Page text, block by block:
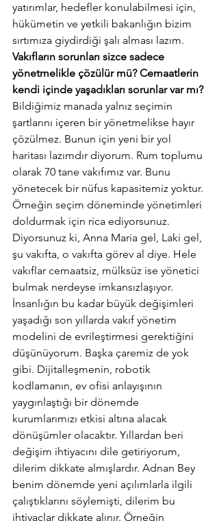
yatırımlar, hedefler konulabilmesi için,
hükümetin ve yetkili bakanlığın bizim
sırtımıza giydirdiği şalı alması lazım.
Vakıfların sorunları sizce sadece
yönetmelikle çözülür mü? Cemaatlerin
kendi içinde yaşadıkları sorunlar var mı?
Bildiğimiz manada yalnız seçimin
şartlarını içeren bir yönetmelikse hayır
çözülmez. Bunun için yeni bir yol
haritası lazımdır diyorum. Rum toplumu
olarak 70 tane vakıfımız var. Bunu
yönetecek bir nüfus kapasitemiz yoktur.
Örneğin seçim döneminde yönetimleri
doldurmak için rica ediyorsunuz.
Diyorsunuz ki, Anna Maria gel, Laki gel,
şu vakıfta, o vakıfta görev al diye. Hele
vakıflar cemaatsiz, mülksüz ise yönetici
bulmak nerdeyse imkansızlaşıyor.
İnsanlığın bu kadar büyük değişimleri
yaşadığı son yıllarda vakıf yönetim
modelini de evrileştirmesi gerektiğini
düşünüyorum. Başka çaremiz de yok
gibi. Dijitalleşmenin, robotik
kodlamanın, ev ofisi anlayışının
yaygınlaştığı bir dönemde
kurumlarımızı etkisi altına alacak
dönüşümler olacaktır. Yıllardan beri
değişim ihtiyacını dile getiriyorum,
dilerim dikkate almışlardır. Adnan Bey
benim dönemde yeni açılımlarla ilgili
çalıştıklarını söylemişti, dilerim bu
ihtiyaçlar dikkate alınır. Örneğin